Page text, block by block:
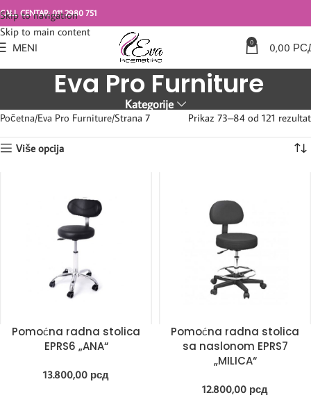
Skip to navigation
Skip to main content
CALL CENTAR: 011 2980 751
MENI 0 0,00
Eva Pro Furniture
Kategorije
Početna Eva Pro Furniture Strana 7 Prikaz 73–84 od 121 rezultat
Više opcija
Pomoćna radna stolica
EPRS6 „ANA“
13.800,00 рсд
Pomoćna radna stolica
sa naslonom EPRS7
„MILICA“
12.800,00 рсд